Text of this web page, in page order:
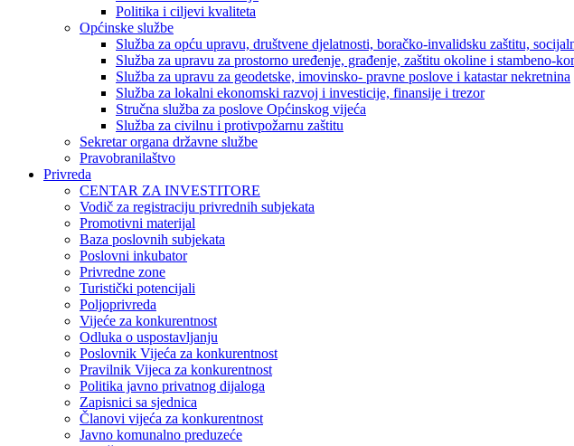
Politika i ciljevi kvaliteta
Općinske službe
Služba za opću upravu, društvene djelatnosti, boračko-invalidsku zaštitu,
Služba za upravu za prostorno uređenje, građenje, zaštitu okoline i stambeno-
Služba za upravu za geodetske, imovinsko- pravne poslove i katastar nekretnina
Služba za lokalni ekonomski razvoj i investicije, finansije i trezor
Stručna služba za poslove Općinskog vijeća
Služba za civilnu i protivpožarnu zaštitu
Sekretar organa državne službe
Pravobranilaštvo
Privreda
CENTAR ZA INVESTITORE
Vodič za registraciju privrednih subjekata
Promotivni materijal
Baza poslovnih subjekata
Poslovni inkubator
Privredne zone
Turistički potencijali
Poljoprivreda
Vijeće za konkurentnost
Odluka o uspostavljanju
Poslovnik Vijeća za konkurentnost
Pravilnik Vijeca za konkurentnost
Politika javno privatnog dijaloga
Zapisnici sa sjednica
Članovi vijeća za konkurentnost
Javno komunalno preduzeće